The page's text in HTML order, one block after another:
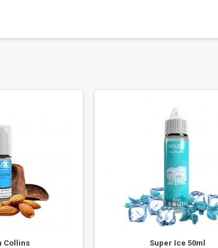
Collins Super Ice 50ml